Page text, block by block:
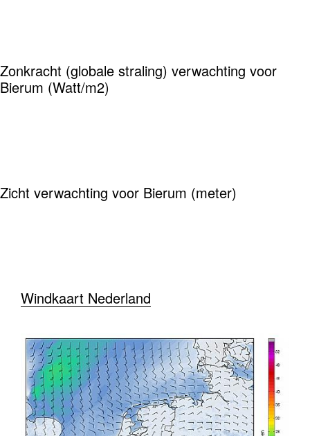
Zonkracht (globale straling) verwachting voor
Bierum (Watt/m2)
Zicht verwachting voor Bierum (meter)
Windkaart Nederland